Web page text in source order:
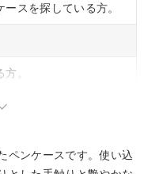
スを探している方。
。
ペンケースです。使い込